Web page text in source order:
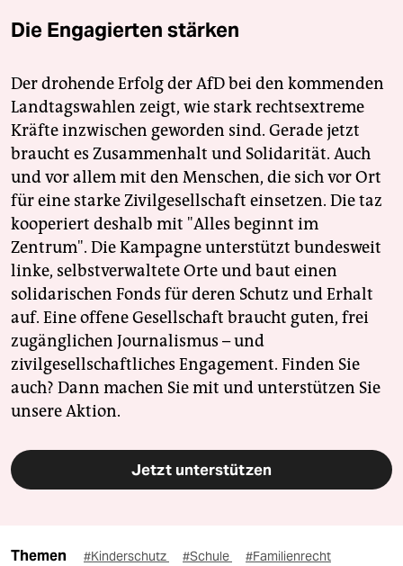
Die Engagierten stärken
Der drohende Erfolg der AfD bei den kommenden
Landtagswahlen zeigt, wie stark rechtsextreme
Kräfte inzwischen geworden sind. Gerade jetzt
braucht es Zusammenhalt und Solidarität. Auch
und vor allem mit den Menschen, die sich vor Ort
für eine starke Zivilgesellschaft einsetzen. Die taz
kooperiert deshalb mit "Alles beginnt im
Zentrum". Die Kampagne unterstützt bundesweit
linke, selbstverwaltete Orte und baut einen
solidarischen Fonds für deren Schutz und Erhalt
auf. Eine offene Gesellschaft braucht guten, frei
zugänglichen Journalismus – und
zivilgesellschaftliches Engagement. Finden Sie
auch? Dann machen Sie mit und unterstützen Sie
unsere Aktion.
Jetzt unterstützen
Themen #Kinderschutz #Schule #Familienrecht